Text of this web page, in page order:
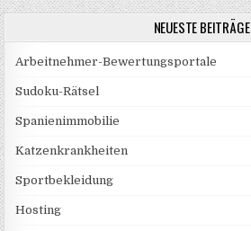
NEUESTE BEITRÄGE
Arbeitnehmer-Bewertungsportale
Sudoku-Rätsel
Spanienimmobilie
Katzenkrankheiten
Sportbekleidung
Hosting